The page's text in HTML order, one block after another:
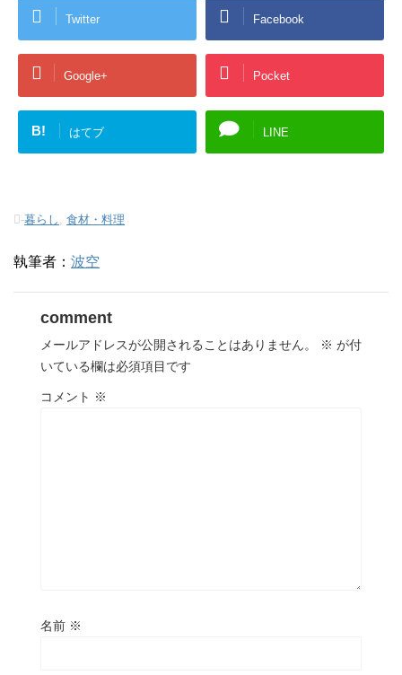
Twitter Facebook
Google+ Pocket
B! はてブ LINE
-暮らし , 食材・料理
執筆者： 波空
comment
メールアドレスが公開されることはありません。 ※ が付
いている欄は必須項目です
コメント ※
名前 ※